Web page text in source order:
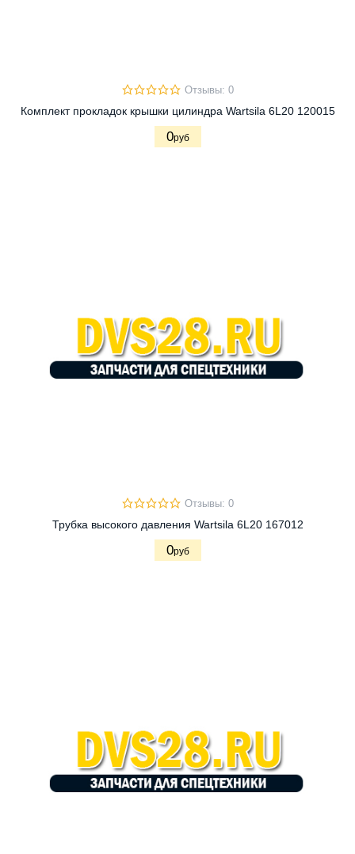
Отзывы: 0
Комплект прокладок крышки цилиндра Wartsila 6L20 120015
0руб
Отзывы: 0
Трубка высокого давления Wartsila 6L20 167012
0руб